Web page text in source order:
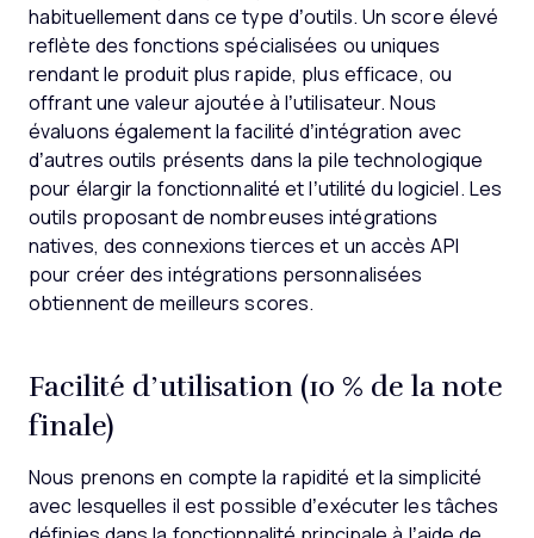
habituellement dans ce type d’outils. Un score élevé
reflète des fonctions spécialisées ou uniques
rendant le produit plus rapide, plus efficace, ou
offrant une valeur ajoutée à l’utilisateur. Nous
évaluons également la facilité d’intégration avec
d’autres outils présents dans la pile technologique
pour élargir la fonctionnalité et l’utilité du logiciel. Les
outils proposant de nombreuses intégrations
natives, des connexions tierces et un accès API
pour créer des intégrations personnalisées
obtiennent de meilleurs scores.
Facilité d’utilisation (10 % de la note
finale)
Nous prenons en compte la rapidité et la simplicité
avec lesquelles il est possible d’exécuter les tâches